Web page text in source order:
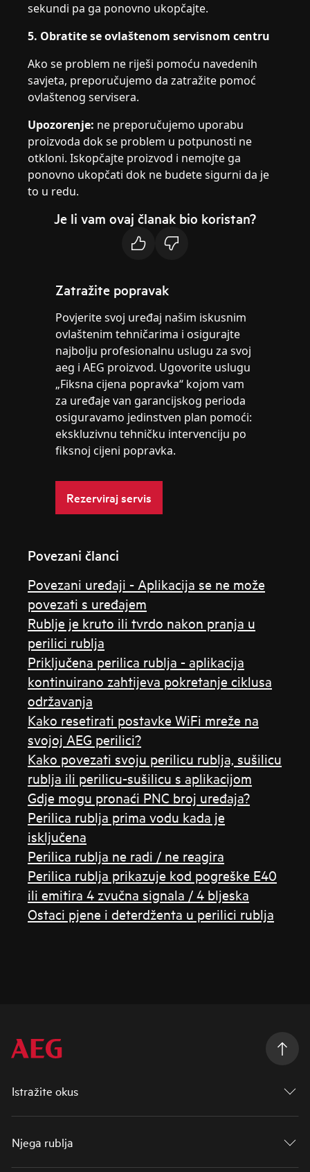
sekundi pa ga ponovno ukopčajte.
5. Obratite se ovlaštenom servisnom centru
Ako se problem ne riješi pomoću navedenih
savjeta, preporučujemo da zatražite pomoć
ovlaštenog servisera.
Upozorenje: ne preporučujemo uporabu
proizvoda dok se problem u potpunosti ne
otkloni. Iskopčajte proizvod i nemojte ga
ponovno ukopčati dok ne budete sigurni da je
to u redu.
Je li vam ovaj članak bio koristan?
Zatražite popravak
Povjerite svoj uređaj našim iskusnim
ovlaštenim tehničarima i osigurajte
najbolju profesionalnu uslugu za svoj
aeg i AEG proizvod. Ugovorite uslugu
„Fiksna cijena popravka“ kojom vam
za uređaje van garancijskog perioda
osiguravamo jedinstven plan pomoći:
ekskluzivnu tehničku intervenciju po
fiksnoj cijeni popravka.
Rezerviraj servis
Povezani članci
Povezani uređaji - Aplikacija se ne može
povezati s uređajem
Rublje je kruto ili tvrdo nakon pranja u
perilici rublja
Priključena perilica rublja - aplikacija
kontinuirano zahtijeva pokretanje ciklusa
održavanja
Kako resetirati postavke WiFi mreže na
svojoj AEG perilici?
Kako povezati svoju perilicu rublja, sušilicu
rublja ili perilicu-sušilicu s aplikacijom
Gdje mogu pronaći PNC broj uređaja?
Perilica rublja prima vodu kada je
isključena
Perilica rublja ne radi / ne reagira
Perilica rublja prikazuje kod pogreške E40
ili emitira 4 zvučna signala / 4 bljeska
Ostaci pjene i deterdženta u perilici rublja
Istražite okus
Njega rublja